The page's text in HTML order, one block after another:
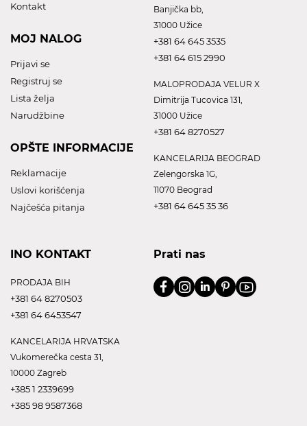
Kontakt
MOJ NALOG
Prijavi se
Registruj se
Lista želja
Narudžbine
OPŠTE INFORMACIJE
Reklamacije
Uslovi korišćenja
Najčešća pitanja
Banjička bb,
31000 Užice
+381 64 645 3535
+381 64 615 2990
MALOPRODAJA VELUR X
Dimitrija Tucovica 131,
31000 Užice
+381 64 8270527
KANCELARIJA BEOGRAD
Zelengorska 1G,
11070 Beograd
+381 64 645 35 36
INO KONTAKT
PRODAJA BIH
+381 64 8270503
+381 64 6453547
KANCELARIJA HRVATSKA
Vukomerečka cesta 31,
10000 Zagreb
+385 1 2339699
+385 98 9587368
Prati nas